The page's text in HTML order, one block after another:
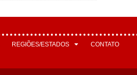
REGIÕES/ESTADOS CONTATO